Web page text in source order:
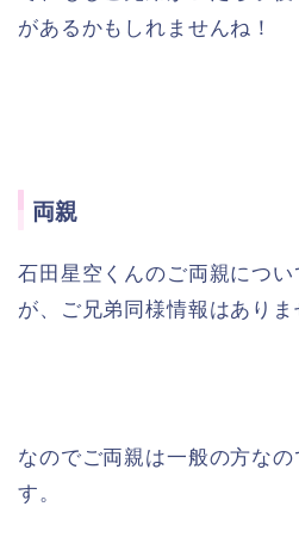
があるかもしれませんね！
両親
石田星空くんのご両親につ
が、ご兄弟同様情報はありま
なのでご両親は一般の方な
す。